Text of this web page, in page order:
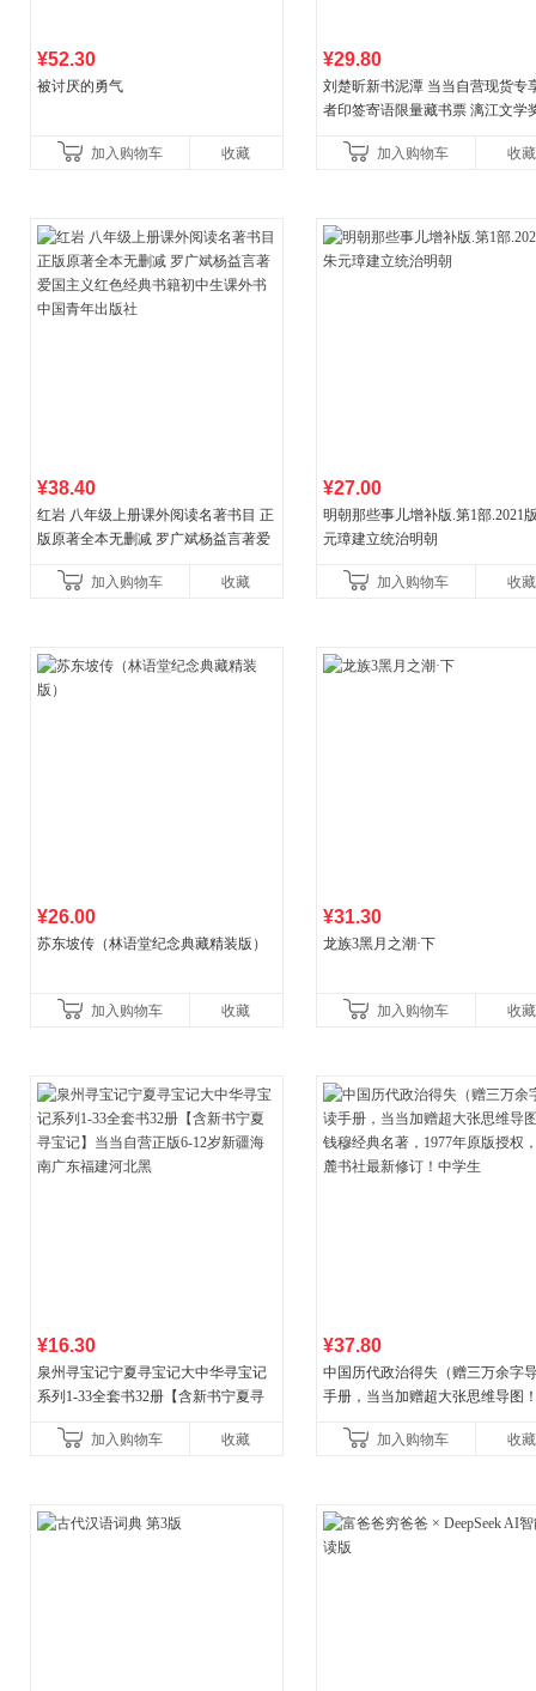
¥52.30
被讨厌的勇气
加入购物车 收藏
¥29.80
刘楚昕新书泥潭 当当自营现货专
者印签寄语限量藏书票 漓江文学
加入购物车 收藏
¥38.40
红岩 八年级上册课外阅读名著书目 正
版原著全本无删减 罗广斌杨益言著爱
国青年出版社加入购物车 收藏
¥27.00
明朝那些事儿增补版.第1部.2021
元璋建立统治明朝
加入购物车 收藏
¥26.00
苏东坡传（林语堂纪念典藏精装版）
加入购物车 收藏
¥31.30
龙族3黑月之潮·下
加入购物车 收藏
¥16.30
泉州寻宝记宁夏寻宝记大中华寻宝记
系列1-33全套书32册【含新书宁夏寻
广东福建河北黑
加入购物车 收藏
¥37.80
中国历代政治得失（赠三万余字
手册，当当加赠超大张思维导图
书社最新修订！中学生
加入购物车 收藏